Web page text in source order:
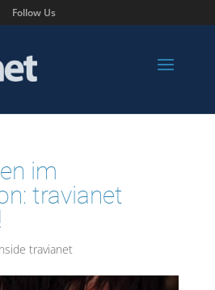
Follow Us
im
travianet
travianet